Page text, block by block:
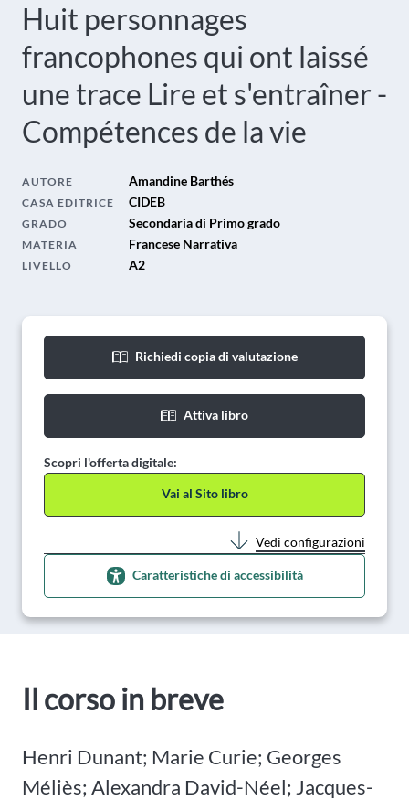
Huit personnages
francophones qui ont laissé
une trace Lire et s'entraîner -
Compétences de la vie
AUTORE Amandine Barthés
CASA EDITRICE CIDEB
GRADO Secondaria di Primo grado
MATERIA Francese Narrativa
LIVELLO A2
Richiedi copia di valutazione
Attiva libro
Scopri l'offerta digitale:
Vai al Sito libro
Vedi configurazioni
Caratteristiche di accessibilità
Il corso in breve
Henri Dunant; Marie Curie; Georges
Méliès; Alexandra David-Néel; Jacques-